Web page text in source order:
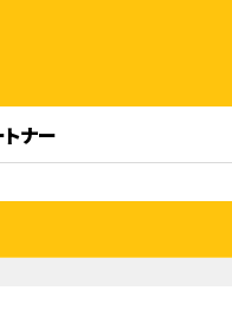
ナー